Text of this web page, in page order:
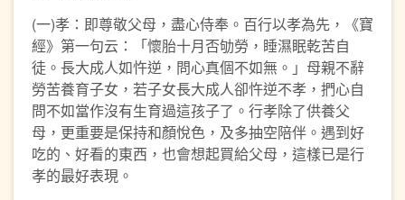
(一)孝：即尊敬父母，盡心侍奉。百行以孝為先，《寶
經》第一句云：「懷胎十月否劬勞，睡濕眠乾苦自
徒。長大成人如忤逆，問心真個不如無。」母親不辭
勞苦養育子女，若子女長大成人卻忤逆不孝，捫心自
問不如當作沒有生育過這孩子了。行孝除了供養父
母，更重要是保持和顏悅色，及多抽空陪伴。遇到好
吃的、好看的東西，也會想起買給父母，這樣已是行
孝的最好表現。